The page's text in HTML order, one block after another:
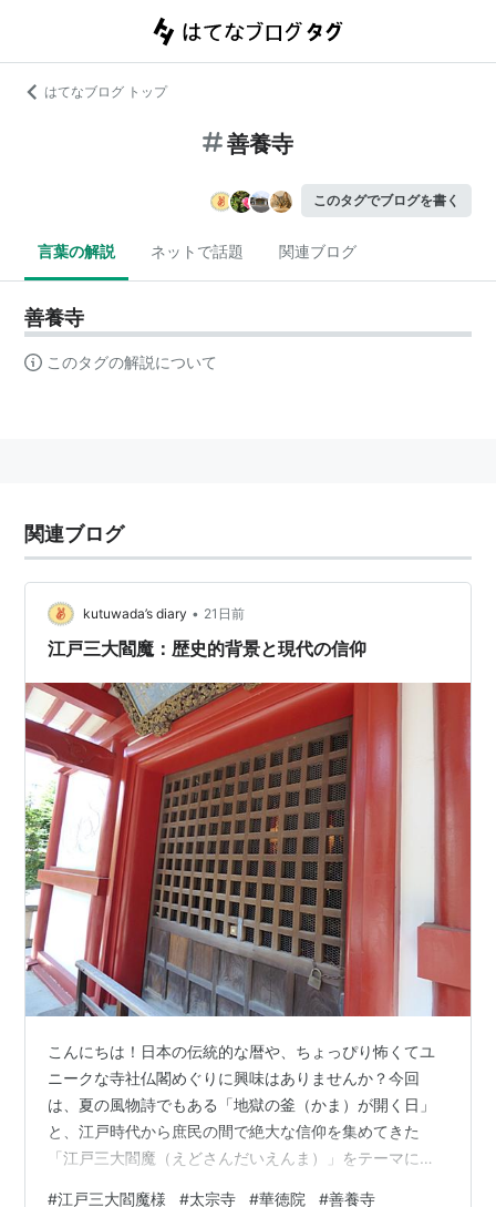
はてなブログ トップ
善養寺
このタグでブログを書く
言葉の解説 ネットで話題 関連ブログ
善養寺
このタグの解説について
関連ブログ
kutuwada’s diary • 21日前
江戸三大閻魔：歴史的背景と現代の信仰
こんにちは！日本の伝統的な暦や、ちょっぴり怖くてユ
ニークな寺社仏閣めぐりに興味はありませんか？今回
は、夏の風物詩でもある「地獄の釜（かま）が開く日」
と、江戸時代から庶民の間で絶大な信仰を集めてきた
「江戸三大閻魔（えどさんだいえんま）」をテーマにし
#江戸三大閻魔様 #太宗寺 #華徳院 #善養寺